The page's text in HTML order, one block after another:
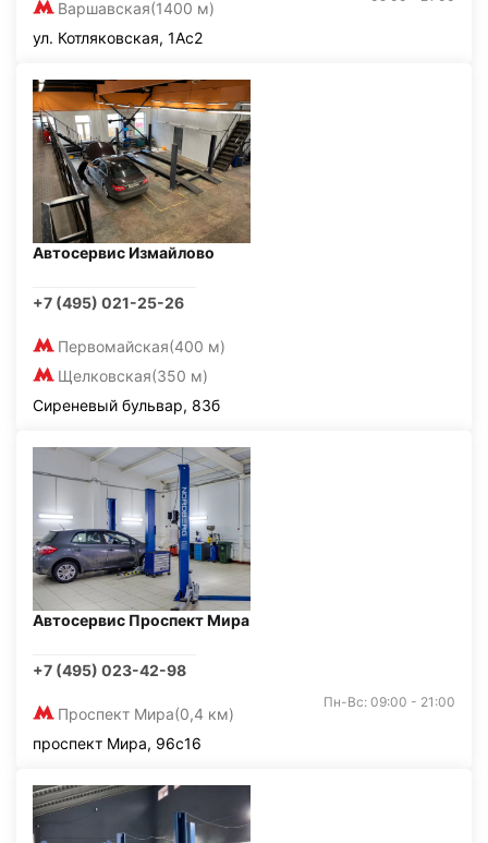
Варшавская(1400 м)
ул. Котляковская, 1Ас2
Автосервис Измайлово
+7 (495) 021-25-26
Первомайская(400 м)
Щелковская(350 м)
Сиреневый бульвар, 83б
Автосервис Проспект Мира
+7 (495) 023-42-98
Проспект Мира(0,4 км)
Пн-Вс: 09:00 - 21:00
проспект Мира, 96с16